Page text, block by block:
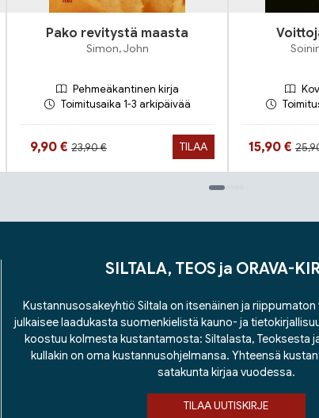
Pako revitystä maasta
Simon, John
Pehmeäkantinen kirja
Toimitusaika 1-3 arkipäivää
Hinta nyt
9,90 € Hinta aiemmin
23,90 € TILAA Hinta nyt
15,90 €
SILTALA, TEOS ja ORAVA-
Kustannusosakeyhtiö Siltala on itsenäinen ja
julkaisee laadukasta suomenkielistä kauno- ja
koostuu kolmesta kustantamosta: Siltalasta, Teoksesta
kullakin on oma kustannusohjelmansa. Yhteensä
satakunta kirjaa vuodessa.
TILAA UUTISKIRJE